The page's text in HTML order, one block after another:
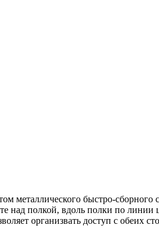
металлического быстро-
над полкой, вдоль полки по
организвать доступ с обеих